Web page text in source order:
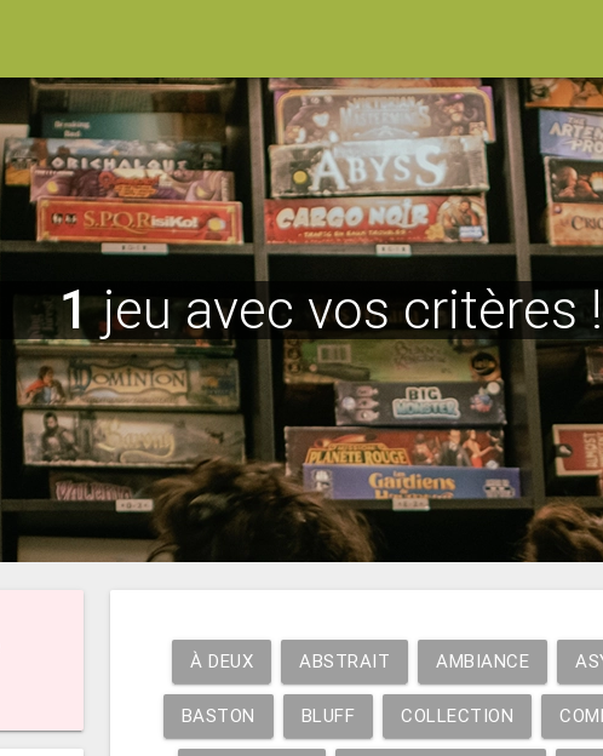
1jeu avec vos critères !
À DEUX ABSTRAIT AMBIANCE
BASTON BLUFF COLLECTION